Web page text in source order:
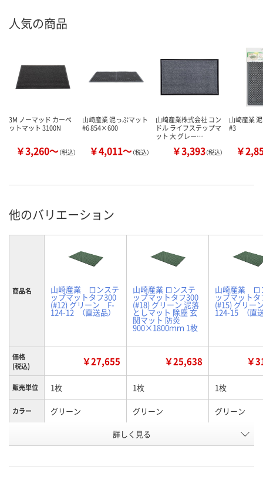
人気の商品
3M ノーマッド カーペ
ットマット 3100N
￥3,260～（税込）
山崎産業 泥っぷマット
#6 854×600
￥4,011～（税込）
山崎産業株式会社 コン
ドル ライフステップマ
ット 大 グレー…
￥3,393（税込）
山崎産業
#3
￥
他のバリエーション
商品名 山崎産業 ロンステ
ップマットタフ300
(#12) グリーン F-
124-12 （直送品）
山崎産業 ロンステ
ップマットタフ300
(#18) グリーン 泥落
としマット 除塵 玄
関マット 防炎
900×1800ｍｍ 1枚
山崎産業 ロ
ップマットタ
(#15) グリー
124-15 （直
価格
(税込)
￥27,655 ￥25,638 ￥
販売単位 1枚 1枚 1枚
カラー グリーン グリーン グリーン
グリーン系 グリーン系
6704112 6704140 6704121
詳しく見る